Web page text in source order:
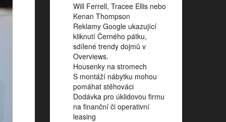
Will Ferrell, Tracee Ellis nebo
Kenan Thompson
Reklamy Google ukazující
kliknutí Černého pátku,
sdílené trendy dojmů v
Overviews.
Housenky na stromech
S montáží nábytku mohou
pomáhat stěhováci
Dodávka pro úklidovou firmu
na finanční či operativní
leasing